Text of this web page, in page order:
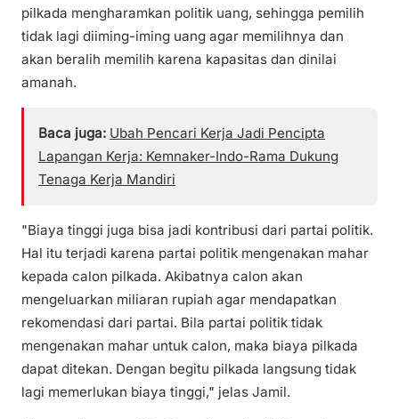
pilkada mengharamkan politik uang, sehingga pemilih
tidak lagi diiming-iming uang agar memilihnya dan
akan beralih memilih karena kapasitas dan dinilai
amanah.
Baca juga: Ubah Pencari Kerja Jadi Pencipta
Lapangan Kerja: Kemnaker-Indo-Rama Dukung
Tenaga Kerja Mandiri
"Biaya tinggi juga bisa jadi kontribusi dari partai politik.
Hal itu terjadi karena partai politik mengenakan mahar
kepada calon pilkada. Akibatnya calon akan
mengeluarkan miliaran rupiah agar mendapatkan
rekomendasi dari partai. Bila partai politik tidak
mengenakan mahar untuk calon, maka biaya pilkada
dapat ditekan. Dengan begitu pilkada langsung tidak
lagi memerlukan biaya tinggi," jelas Jamil.